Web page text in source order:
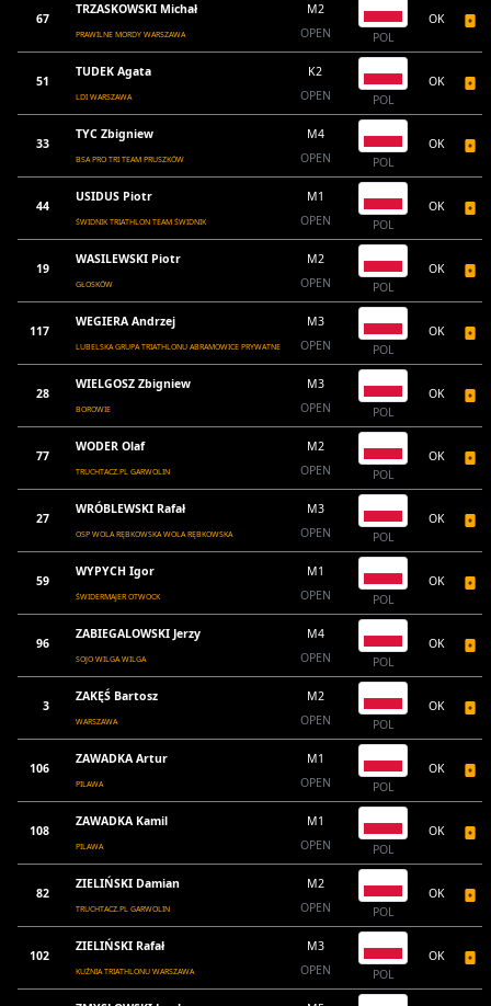
67
TRZASKOWSKI Michał
PRAWILNE MORDY WARSZAWA
M2
OPEN
POL
OK
51
TUDEK Agata
LDI WARSZAWA
K2
OPEN
POL
OK
33
TYC Zbigniew
BSA PRO TRI TEAM PRUSZKÓW
M4
OPEN
POL
OK
44
USIDUS Piotr
ŚWIDNIK TRIATHLON TEAM ŚWIDNIK
M1
OPEN
POL
OK
19
WASILEWSKI Piotr
GŁOSKÓW
M2
OPEN
POL
OK
117
WEGIERA Andrzej
LUBELSKA GRUPA TRIATHLONU ABRAMOWICE PRYWATNE
M3
OPEN
POL
OK
28
WIELGOSZ Zbigniew
BOROWIE
M3
OPEN
POL
OK
77
WODER Olaf
TRUCHTACZ.PL GARWOLIN
M2
OPEN
POL
OK
27
WRÓBLEWSKI Rafał
OSP WOLA RĘBKOWSKA WOLA RĘBKOWSKA
M3
OPEN
POL
OK
59
WYPYCH Igor
ŚWIDERMAJER OTWOCK
M1
OPEN
POL
OK
96
ZABIEGALOWSKI Jerzy
SOJO WILGA WILGA
M4
OPEN
POL
OK
3
ZAKĘŚ Bartosz
WARSZAWA
M2
OPEN
POL
OK
106
ZAWADKA Artur
PILAWA
M1
OPEN
POL
OK
108
ZAWADKA Kamil
PILAWA
M1
OPEN
POL
OK
82
ZIELIŃSKI Damian
TRUCHTACZ.PL GARWOLIN
M2
OPEN
POL
OK
102
ZIELIŃSKI Rafał
KUŹNIA TRIATHLONU WARSZAWA
M3
OPEN
POL
OK